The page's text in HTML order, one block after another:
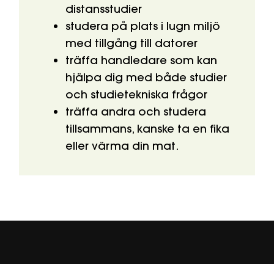
distansstudier
studera på plats i lugn miljö
med tillgång till datorer
träffa handledare som kan
hjälpa dig med både studier
och studietekniska frågor
träffa andra och studera
tillsammans, kanske ta en fika
eller värma din mat.